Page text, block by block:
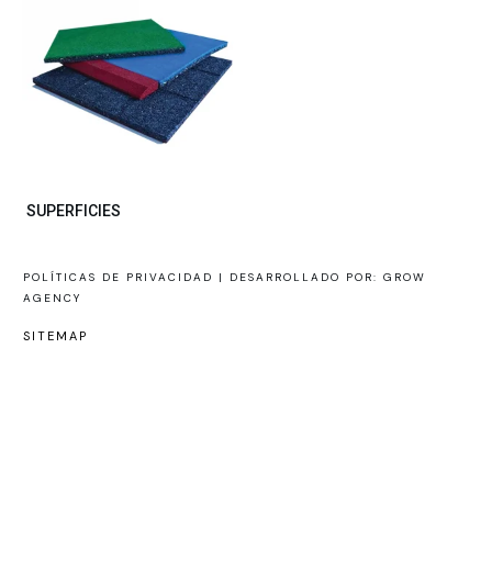
SUPERFICIES
POLÍTICAS DE PRIVACIDAD |
DESARROLLADO POR: GROW
AGENCY
SITEMAP